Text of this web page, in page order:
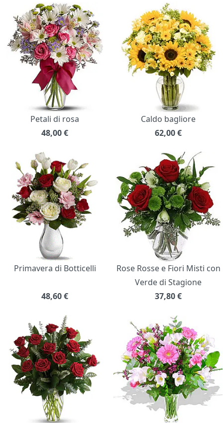
Petali di rosa
48,00€
Caldo bagliore
62,00€
Primavera di Botticelli
48,60€
Rose Rosse e Fiori Misti con
Verde di Stagione
37,80€